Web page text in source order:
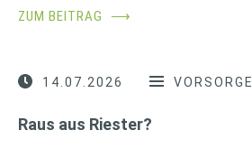
ZUM BEITRAG ⟶
14.07.2026 VORSORGE
Raus aus Riester?